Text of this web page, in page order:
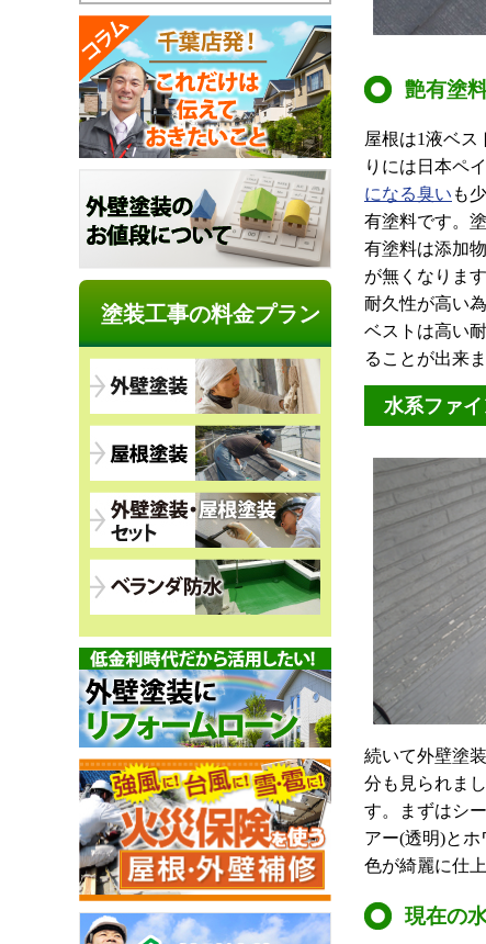
艶有塗
屋根は1液ベス
りには日本ペ
になる臭い も
有塗料です。
有塗料は添加
が無くなりま
耐久性が高い
ベストは高い
ることが出来ま
水系ファ
続いて外壁塗
分も見られま
す。まずはシ
アー(透明)と
色が綺麗に仕
現在の
塗装工事の料金プラン